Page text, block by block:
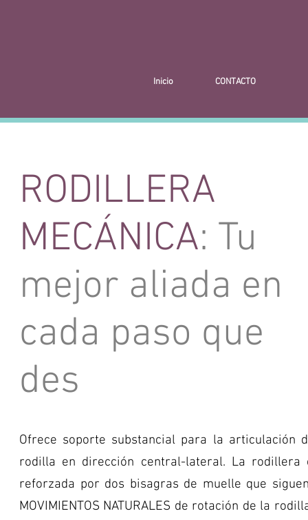
Inicio CONTACTO
RODILLERA
MECÁNICA: Tu
mejor aliada en
cada paso que
des
Ofrece soporte substancial para la articulación
rodilla en dirección central-lateral. La rodillera
reforzada por dos bisagras de muelle que
MOVIMIENTOS NATURALES de rotación de la